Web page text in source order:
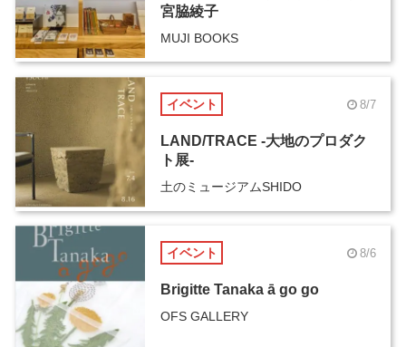
宮脇綾子
MUJI BOOKS
イベント 8/7
LAND/TRACE -大地のプロダク
ト展-
土のミュージアムSHIDO
イベント 8/6
Brigitte Tanaka ā go go
OFS GALLERY